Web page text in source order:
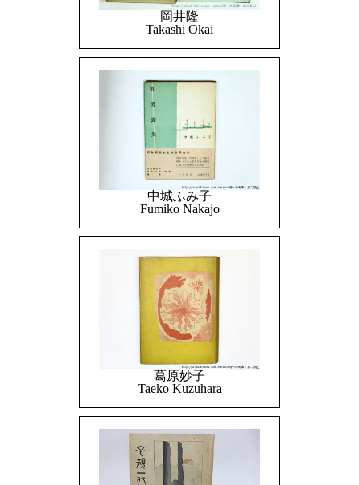
岡井隆
Takashi Okai
中城ふみ子
Fumiko Nakajo
葛原妙子
Taeko Kuzuhara